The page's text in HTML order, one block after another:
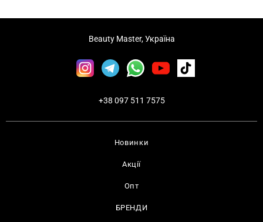
Новинки
Акції
Опт
БРЕНДИ
Beauty Master, Україна
+38 097 511 7575